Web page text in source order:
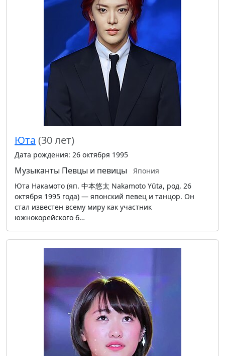
Юта (30 лет)
Дата рождения: 26 октября 1995
Музыканты Певцы и певицы
Япония
Юта Накамото (яп. 中本悠太 Nakamoto Yūta, род. 26
октября 1995 года) — японский певец и танцор. Он
стал известен всему миру как участник
южнокорейского б…